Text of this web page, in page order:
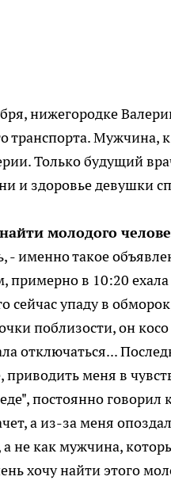
нижегородке
транспорта. Мужчина,
Только будущий
и здоровье девушки
молодого
- именно такое
примерно в 10:20
сейчас упаду в
поблизости, он
отключаться...
приводить меня в
постоянно
а из-за меня
не как мужчина,
хочу найти этого